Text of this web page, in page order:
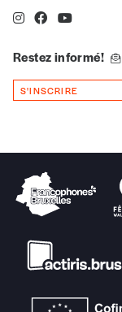
Restez informé!
S'INSCRIRE